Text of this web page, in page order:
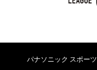
パナソニック スポーツ